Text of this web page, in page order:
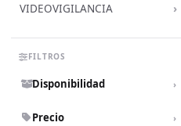
VIDEOVIGILANCIA ›
FILTROS
Disponibilidad ›
Precio ›